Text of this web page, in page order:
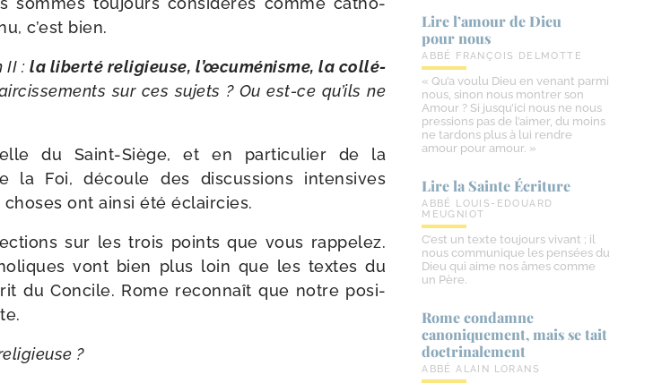
c’est bien.
II :la liber­té reli­gieuse, l’œcuménisme, la col­lé­
sur ces sujets ? Ou est-​ce qu’ils ne
du Saint-​Siège, et en par­ti­cu­lier de la
la Foi, découle des dis­cus­sions inten­sives
ont ain­si été éclaircies.
sur les trois points que vous rap­pe­lez.
vont bien plus loin que les textes du
du Concile. Rome recon­naît que notre posi­
?
Lire l’amour de Dieu
pour nous
ABBÉ FRANÇOIS DELMOTTE
« Qu’a voulu Dieu en venant parmi
nous, sinon nous montrer son
Amour ? Si jusqu’ici nous ne nous
pressions pas de l’aimer, du moins
ne tardons plus à lui rendre
amour pour amour. »
Lire la Sainte Écriture
ABBÉ LOUIS-EDOUARD
MEUGNIOT
C’est un texte toujours vivant ; il
nous communique les pensées du
Dieu qui aime nos âmes comme
un Père.
Rome condamne
canoniquement, mais se tait
doctrinalement
ABBÉ ALAIN LORANS